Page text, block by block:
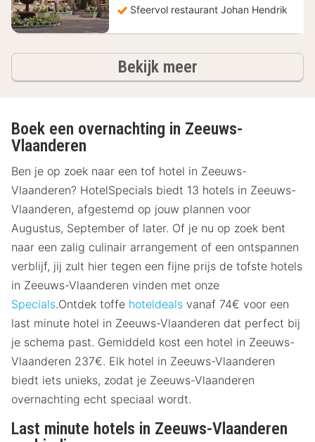
Sfeervol restaurant Johan Hendrik
Bekijk meerhotels
Boek een overnachting in Zeeuws-
Vlaanderen
Ben je op zoek naar een tof hotel in Zeeuws-
Vlaanderen? HotelSpecials biedt 13 hotels in Zeeuws-
Vlaanderen, afgestemd op jouw plannen voor
Augustus, September of later. Of je nu op zoek bent
naar een zalig culinair arrangement of een ontspannen
verblijf, jij zult hier tegen een fijne prijs de tofste hotels
in Zeeuws-Vlaanderen vinden met onze
Specials.Ontdek toffe hoteldeals vanaf 74€ voor een
last minute hotel in Zeeuws-Vlaanderen dat perfect bij
je schema past. Gemiddeld kost een hotel in Zeeuws-
Vlaanderen 237€. Elk hotel in Zeeuws-Vlaanderen
biedt iets unieks, zodat je Zeeuws-Vlaanderen
overnachting echt speciaal wordt.
Last minute hotels in Zeeuws-Vlaanderen